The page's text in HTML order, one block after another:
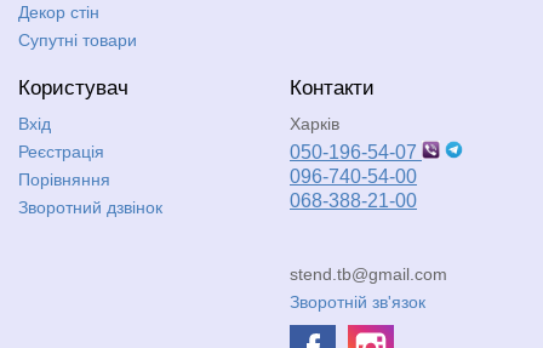
Декор стін
Супутні товари
Користувач
Вхід
Реєстрація
Порівняння
Зворотний дзвінок
Контакти
Харків
050-196-54-07
096-740-54-00
068-388-21-00
stend.tb@gmail.com
Зворотній зв'язок